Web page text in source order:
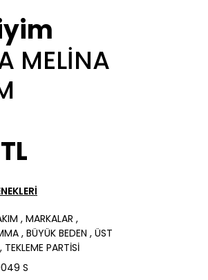
MELİNA
, MARKALAR ,
, BÜYÜK BEDEN , ÜST
, TEKLEME PARTİSİ
S